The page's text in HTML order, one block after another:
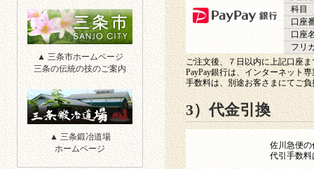
新潟三条の伝統鍛冶関連情報
三条市
▲ 三条市ホームページ
三条の伝統の技のご案内
▲ 三条鍛冶道場
ホームページ
科目
口座
口座
フリ
ご注文後、７日以内に上記口座
PayPay銀行は、インターネット
手数料は、別途お客さまにてご
3）代金引換
佐川急便
代引手数